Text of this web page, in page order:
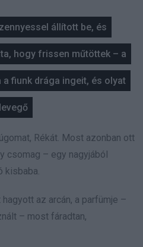
állított be, és
hogy frissen műtöttek – a
fiunk drága ingeit, és olyat
Rékát. Most azonban ott
csomag – egy nagyjából
kisbaba.
az arcán, a parfümje –
– most fáradtan,